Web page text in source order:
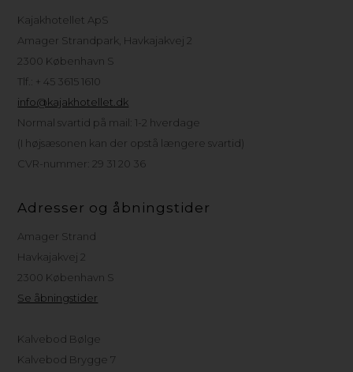
Kajakhotellet ApS
Amager Strandpark, Havkajakvej 2
2300 København S
Tlf.: + 45 3615 1610
info@kajakhotellet.dk
Normal svartid på mail: 1-2 hverdage
(I højsæsonen kan der opstå længere svartid)
CVR-nummer: 29 31 20 36
Adresser og åbningstider
Amager Strand
Havkajakvej 2
2300 København S
Se åbningstider
Kalvebod Bølge
Kalvebod Brygge 7